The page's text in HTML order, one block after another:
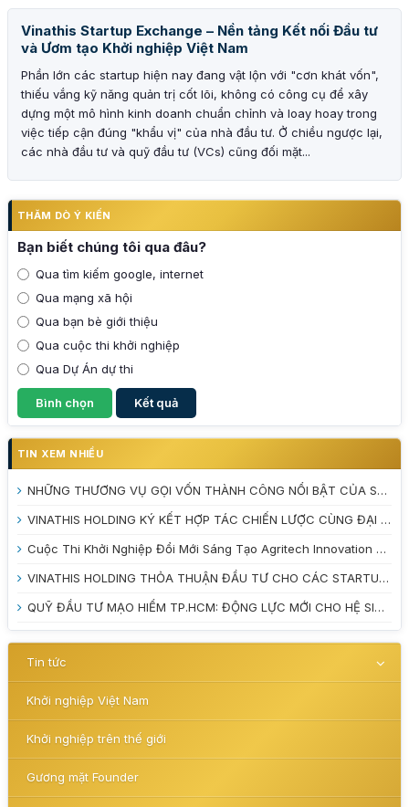
Vinathis Startup Exchange – Nền tảng Kết nối Đầu tư
và Ươm tạo Khởi nghiệp Việt Nam
Phần lớn các startup hiện nay đang vật lộn với "cơn khát vốn",
thiếu vắng kỹ năng quản trị cốt lõi, không có công cụ để xây
dựng một mô hình kinh doanh chuẩn chỉnh và loay hoay trong
việc tiếp cận đúng "khẩu vị" của nhà đầu tư. Ở chiều ngược lại,
các nhà đầu tư và quỹ đầu tư (VCs) cũng đối mặt...
THĂM DÒ Ý KIẾN
Bạn biết chúng tôi qua đâu?
Qua tìm kiếm google, internet
Qua mạng xã hội
Qua bạn bè giới thiệu
Qua cuộc thi khởi nghiệp
Qua Dự Án dự thi
TIN XEM NHIỀU
NHỮNG THƯƠNG VỤ GỌI VỐN THÀNH CÔNG NỔI BẬT CỦA STARTUP VIỆT NAM NĂM 2025
VINATHIS HOLDING KÝ KẾT HỢP TÁC CHIẾN LƯỢC CÙNG ĐẠI HỌC TRÀ VINH VÀ VƯỜN ƯƠM DOANH NGHIỆP TỈNH VĨNH LONG
Cuộc Thi Khởi Nghiệp Đổi Mới Sáng Tạo Agritech Innovation 2026: Đánh Thức Tiềm Năng Nông Nghiệp Xanh
VINATHIS HOLDING THỎA THUẬN ĐẦU TƯ CHO CÁC STARTUP TẠI CUỘC THI INNOBE 2026
QUỸ ĐẦU TƯ MẠO HIỂM TP.HCM: ĐỘNG LỰC MỚI CHO HỆ SINH THÁI KHỞI NGHIỆP ĐỔI MỚI SÁNG TẠO
Tin tức
Khởi nghiệp Việt Nam
Khởi nghiệp trên thế giới
Gương mặt Founder